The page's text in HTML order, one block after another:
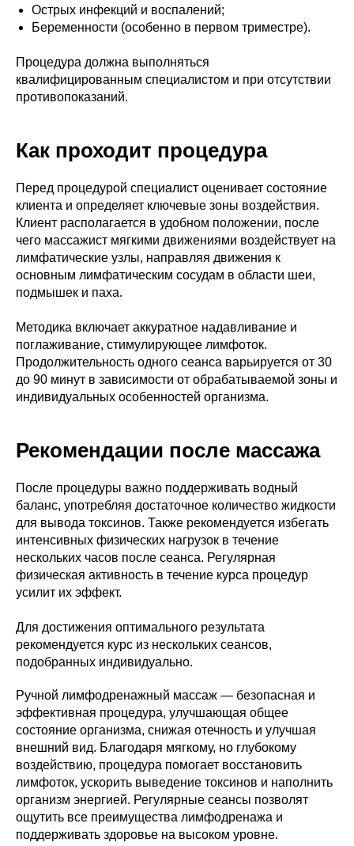
Острых инфекций и воспалений;
Беременности (особенно в первом триместре).
Процедура должна выполняться
квалифицированным специалистом и при отсутствии
противопоказаний.
Как проходит процедура
Перед процедурой специалист оценивает состояние
клиента и определяет ключевые зоны воздействия.
Клиент располагается в удобном положении, после
чего массажист мягкими движениями воздействует на
лимфатические узлы, направляя движения к
основным лимфатическим сосудам в области шеи,
подмышек и паха.
Методика включает аккуратное надавливание и
поглаживание, стимулирующее лимфоток.
Продолжительность одного сеанса варьируется от 30
до 90 минут в зависимости от обрабатываемой зоны и
индивидуальных особенностей организма.
Рекомендации после массажа
После процедуры важно поддерживать водный
баланс, употребляя достаточное количество жидкости
для вывода токсинов. Также рекомендуется избегать
интенсивных физических нагрузок в течение
нескольких часов после сеанса. Регулярная
физическая активность в течение курса процедур
усилит их эффект.
Для достижения оптимального результата
рекомендуется курс из нескольких сеансов,
подобранных индивидуально.
Ручной лимфодренажный массаж — безопасная и
эффективная процедура, улучшающая общее
состояние организма, снижая отечность и улучшая
внешний вид. Благодаря мягкому, но глубокому
воздействию, процедура помогает восстановить
лимфоток, ускорить выведение токсинов и наполнить
организм энергией. Регулярные сеансы позволят
ощутить все преимущества лимфодренажа и
поддерживать здоровье на высоком уровне.